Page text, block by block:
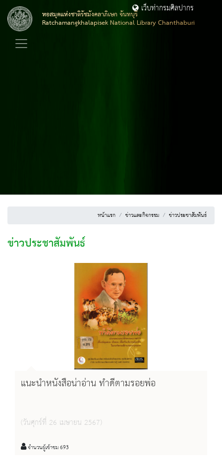
หอสมุดแห่งชาติรัชมังคลาภิเษก จันทบุรี
Ratchamangkhalapisek National Library Chanthaburi
เว็บท่ากรมศิลปากร
หน้าแรก ข่าวและกิจกรรม ข่าวประชาสัมพันธ์
ข่าวประชาสัมพันธ์
แนะนำหนังสือน่าอ่าน ทำดีตามรอยพ่อ
(วันศุกร์ที่ 26 เมษายน 2567)
จำนวนผู้เข้าชม 693